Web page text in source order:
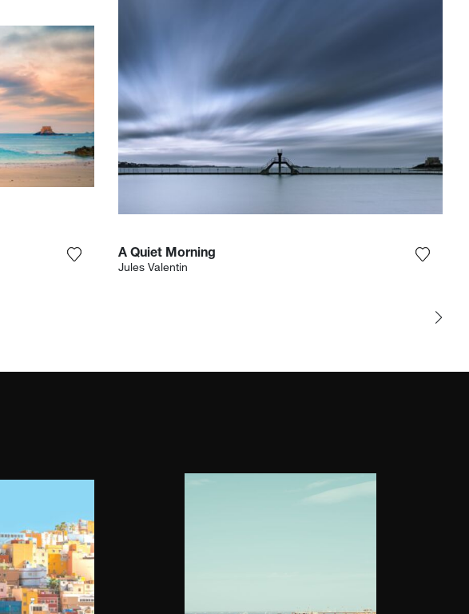
Aggiungi la fotografia alla mia lista dei desideri
A Quiet Morning
Jules Valentin